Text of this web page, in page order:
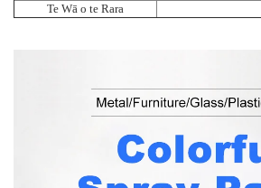
Te Wā o te Rara